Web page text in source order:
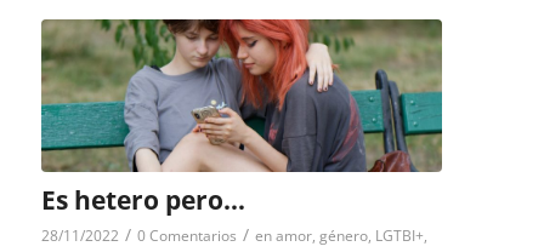
Es hetero pero…
28/11/2022 / 0 Comentarios / enamor, género, LGTBI+,